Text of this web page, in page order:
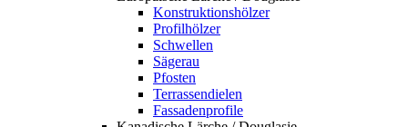
Konstruktionshölzer
Profilhölzer
Schwellen
Sägerau
Pfosten
Terrassendielen
Fassadenprofile